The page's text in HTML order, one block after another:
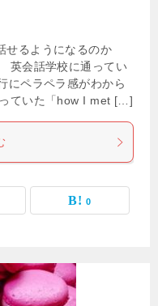
せるようになるのか
英会話学校に通ってい
にペラペラ感がわから
ていた「how I met […]
0